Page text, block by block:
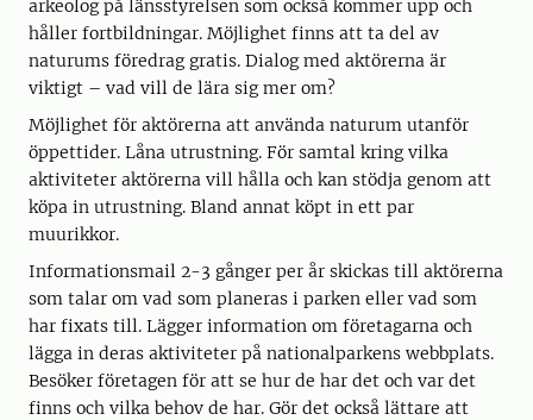
arkeolog på länsstyrelsen som också kommer upp och
håller fortbildningar. Möjlighet finns att ta del av
naturums föredrag gratis. Dialog med aktörerna är
viktigt – vad vill de lära sig mer om?
Möjlighet för aktörerna att använda naturum utanför
öppettider. Låna utrustning. För samtal kring vilka
aktiviteter aktörerna vill hålla och kan stödja genom att
köpa in utrustning. Bland annat köpt in ett par
muurikkor.
Informationsmail 2-3 gånger per år skickas till aktörerna
som talar om vad som planeras i parken eller vad som
har fixats till. Lägger information om företagarna och
lägga in deras aktiviteter på nationalparkens webbplats.
Besöker företagen för att se hur de har det och var det
finns och vilka behov de har. Gör det också lättare att